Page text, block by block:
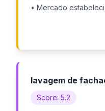
• Mercado
lavagem de
Score: 5.2